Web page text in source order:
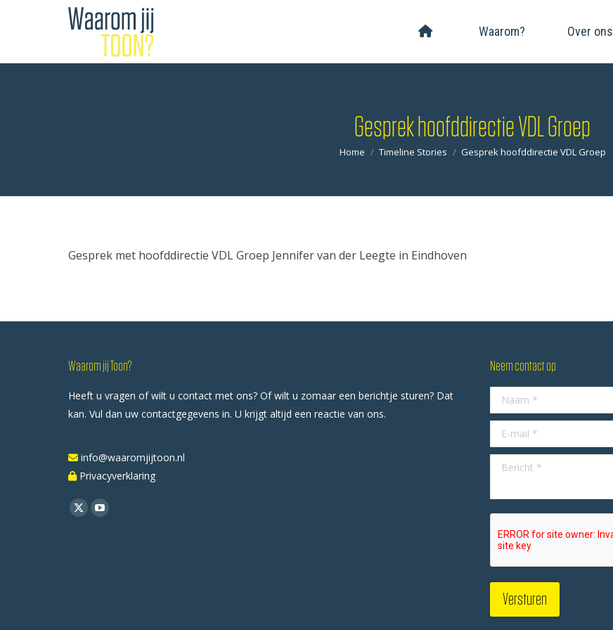
Waarom? Over ons
Gesprek hoofddirectie VDL Groep
Je bent hier:
Home Timeline Stories Gesprek hoofddirectie VDL Groep
Gesprek met hoofddirectie VDL Groep Jennifer van der Leegte in Eindhoven
Waarom jij Toon?
Heeft u vragen of wilt u contact met ons? Of wilt u zomaar een berichtje sturen? Dat
kan. Vul dan uw contactgegevens in. U krijgt altijd een reactie van ons.
info@waaromjijtoon.nl
Privacyverklaring
Neem contact op
Naam *
E-mail *
Bericht *
Versturen
Vind ons op:
X
YouTube